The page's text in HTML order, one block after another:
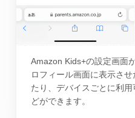
Amazon Kids+の設定画面
ロフィール画面に表示さ
たり、デバイスごとに利
どができます。